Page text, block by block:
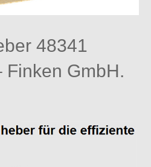
48341
Finken GmbH.